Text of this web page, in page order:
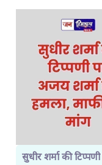
सुधीर शर्मा की